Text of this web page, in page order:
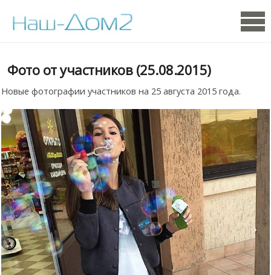
Фото от участников (25.08.2015)
Новые фотографии участников на 25 августа 2015 года.